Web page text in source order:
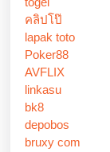
คลิปโป๊
lapak toto
Poker88
AVFLIX
linkasu
bk8
depobos
bruxy com